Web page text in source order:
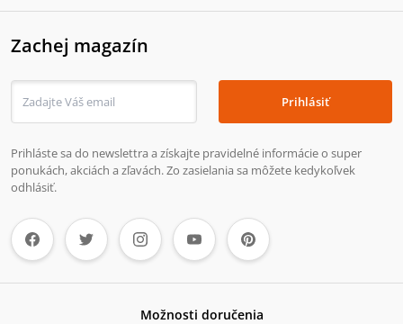
Zachej magazín
Prihlásiť
Prihláste sa do newslettra a získajte pravidelné informácie o super
ponukách, akciách a zľavách. Zo zasielania sa môžete kedykoľvek
odhlásiť.
Možnosti doručenia